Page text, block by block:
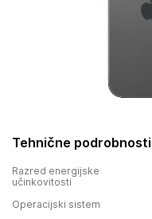
Tehnične podrobnosti
Razred energijske
učinkovitosti
Operacijski sistem